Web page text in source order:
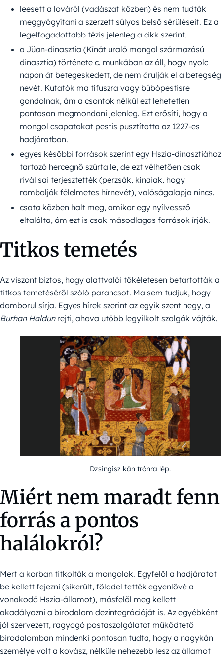
leesett a lováról (vadászat közben) és nem tudták
meggyógyítani a szerzett súlyos belső sérüléseit. Ez a
legelfogadottabb tézis jelenleg a cikk szerint.
a Jüan-dinasztia (Kínát uraló mongol származású
dinasztia) története c. munkában az áll, hogy nyolc
napon át betegeskedett, de nem árulják el a betegség
nevét. Kutatók ma tífuszra vagy búbópestisre
gondolnak, ám a csontok nélkül ezt lehetetlen
pontosan megmondani jelenleg. Ezt erősíti, hogy a
mongol csapatokat pestis pusztította az 1227-es
hadjáratban.
egyes későbbi források szerint egy Hszia-dinasztiához
tartozó hercegnő szúrta le, de ezt vélhetően csak
riválisai terjesztették (perzsák, kínaiak, hogy
rombolják félelmetes hírnevét), valóságalapja nincs.
csata közben halt meg, amikor egy nyílvessző
eltalálta, ám ezt is csak másodlagos források írják.
Titkos temetés
Az viszont biztos, hogy alattvalói tökéletesen betartották a
titkos temetéséről szóló parancsot. Ma sem tudjuk, hogy
domborul sírja. Egyes hírek szerint az egyik szent hegy, a
Burhan Haldunrejti, ahova utóbb legyilkolt szolgák vájták.
Dzsingisz kán trónra lép.
Miért nem maradt fenn
forrás a pontos
halálokról?
Mert a korban titkolták a mongolok. Egyfelől a hadjáratot
be kellett fejezni (sikerült, földdel tették egyenlővé a
vonakodó Hszia-államot), másfelől meg kellett
akadályozni a birodalom dezintegrációját is. Az egyébként
jól szervezett, ragyogó postaszolgálatot működtető
birodalomban mindenki pontosan tudta, hogy a nagykán
személye volt a kovász, nélküle nehezebb lesz az államot